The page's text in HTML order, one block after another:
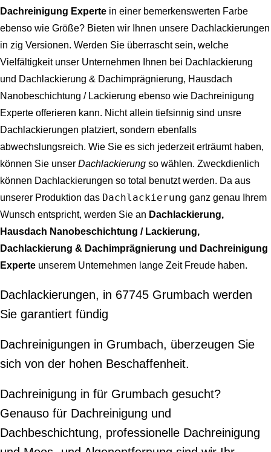
Dachreinigung Experte in einer bemerkenswerten Farbe
ebenso wie Größe? Bieten wir Ihnen unsere Dachlackierungen
in zig Versionen. Werden Sie überrascht sein, welche
Vielfältigkeit unser Unternehmen Ihnen bei Dachlackierung
und Dachlackierung & Dachimprägnierung, Hausdach
Nanobeschichtung / Lackierung ebenso wie Dachreinigung
Experte offerieren kann. Nicht allein tiefsinnig sind unsre
Dachlackierungen platziert, sondern ebenfalls
abwechslungsreich. Wie Sie es sich jederzeit erträumt haben,
können Sie unser Dachlackierung so wählen. Zweckdienlich
können Dachlackierungen so total benutzt werden. Da aus
unserer Produktion das Dachlackierung ganz genau Ihrem
Wunsch entspricht, werden Sie an Dachlackierung,
Hausdach Nanobeschichtung / Lackierung,
Dachlackierung & Dachimprägnierung und Dachreinigung
Experte unserem Unternehmen lange Zeit Freude haben.
Dachlackierungen, in 67745 Grumbach werden
Sie garantiert fündig
Dachreinigungen in Grumbach, überzeugen Sie
sich von der hohen Beschaffenheit.
Dachreinigung in für Grumbach gesucht?
Genauso für Dachreinigung und
Dachbeschichtung, professionelle Dachreinigung